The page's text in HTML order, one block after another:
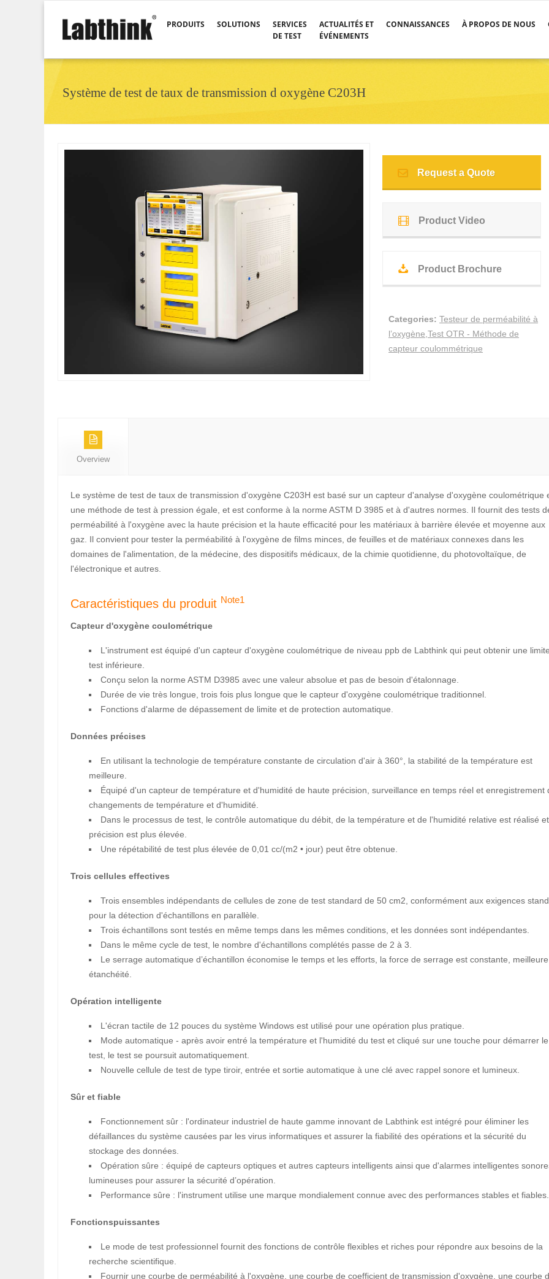
PRODUITS SOLUTIONS
SERVICES
DE TEST
ACTUALITÉS ET
ÉVÉNEMENTS
CONNAISSANCES À PROPOS DE NOUS
Système de test de taux de transmission d oxygène C203H
Request a Quote
Product Video
Product Brochure
Categories: Testeur de perméabilité à
l’oxygène Test OTR - Méthode de
capteur coulommétrique
Overview
Le système de test de taux de transmission d'oxygène C203H est basé sur un capteur d'analyse d'oxygène coulométrique
une méthode de test à pression égale, et est conforme à la norme ASTM D 3985 et à d'autres normes. Il fournit des tests
perméabilité à l'oxygène avec la haute précision et la haute efficacité pour les matériaux à barrière élevée et moyenne aux
gaz. Il convient pour tester la perméabilité à l'oxygène de films minces, de feuilles et de matériaux connexes dans les
domaines de l'alimentation, de la médecine, des dispositifs médicaux, de la chimie quotidienne, du photovoltaïque, de
l'électronique et autres.
Caractéristiques du produit Note1
Capteur d'oxygène coulométrique
L'instrument est équipé d'un capteur d'oxygène coulométrique de niveau ppb de Labthink qui peut obtenir une
test inférieure.
Conçu selon la norme ASTM D3985 avec une valeur absolue et pas de besoin d'étalonnage.
Durée de vie très longue, trois fois plus longue que le capteur d'oxygène coulométrique traditionnel.
Fonctions d'alarme de dépassement de limite et de protection automatique.
Données précises
En utilisant la technologie de température constante de circulation d'air à 360°, la stabilité de la température est
meilleure.
Équipé d'un capteur de température et d'humidité de haute précision, surveillance en temps réel et enregistrement
changements de température et d'humidité.
Dans le processus de test, le contrôle automatique du débit, de la température et de l'humidité relative est réalisé
précision est plus élevée.
Une répétabilité de test plus élevée de 0,01 cc/(m2 • jour) peut être obtenue.
Trois cellules effectives
Trois ensembles indépendants de cellules de zone de test standard de 50 cm2, conformément aux exigences
pour la détection d'échantillons en parallèle.
Trois échantillons sont testés en même temps dans les mêmes conditions, et les données sont indépendantes.
Dans le même cycle de test, le nombre d'échantillons complétés passe de 2 à 3.
Le serrage automatique d’échantillon économise le temps et les efforts, la force de serrage est constante, meilleure
étanchéité.
Opération intelligente
L'écran tactile de 12 pouces du système Windows est utilisé pour une opération plus pratique.
Mode automatique - après avoir entré la température et l'humidité du test et cliqué sur une touche pour démarrer le
test, le test se poursuit automatiquement.
Nouvelle cellule de test de type tiroir, entrée et sortie automatique à une clé avec rappel sonore et lumineux.
Sûr et fiable
Fonctionnement sûr : l'ordinateur industriel de haute gamme innovant de Labthink est intégré pour éliminer les
défaillances du système causées par les virus informatiques et assurer la fiabilité des opérations et la sécurité du
stockage des données.
Opération sûre : équipé de capteurs optiques et autres capteurs intelligents ainsi que d'alarmes intelligentes
lumineuses pour assurer la sécurité d’opération.
Performance sûre : l'instrument utilise une marque mondialement connue avec des performances stables et fiables.
Fonctionspuissantes
Le mode de test professionnel fournit des fonctions de contrôle flexibles et riches pour répondre aux besoins de la
recherche scientifique.
Fournir une courbe de perméabilité à l'oxygène, une courbe de coefficient de transmission d'oxygène, une courbe